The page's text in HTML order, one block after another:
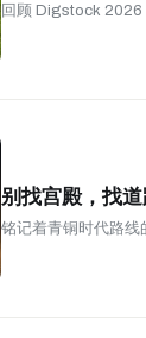
回顾 Digstock 2026
别找宫殿，找道
铭记着青铜时代路线